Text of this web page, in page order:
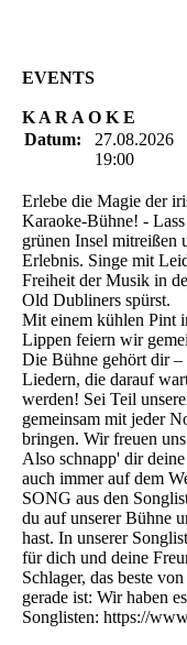
EVENTS
K A R A O K E
Datum:
27.08.2026
19:00
Erlebe die Magie der
Karaoke-Bühne! -
grünen Insel mitreißen
Erlebnis. Singe mit
Freiheit der Musik in
Old Dubliners spürst.
Mit einem kühlen Pint
Lippen feiern wir
Die Bühne gehört dir –
Liedern, die darauf
werden! Sei Teil
gemeinsam mit jeder
bringen. Wir freuen
Also schnapp' dir
auch immer auf dem
SONG aus den
du auf unserer Bühne
hast. In unserer
für dich und deine
Schlager, das beste
gerade ist: Wir haben
Songlisten: https://